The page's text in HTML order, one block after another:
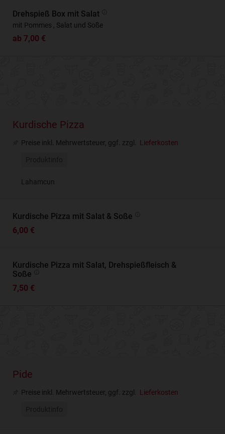
Drehspieß Box mit Salat
mit Pommes , Salat und Soße
ab 7,00 €
Kurdische Pizza
Preise inkl. Mehrwertsteuer, ggf. zzgl. Lieferkosten
Lahamcun
Kurdische Pizza mit Salat & Soße
6,00 €
Kurdische Pizza mit Salat, Drehspießfleisch &
Soße
7,50 €
Pide
Preise inkl. Mehrwertsteuer, ggf. zzgl. Lieferkosten